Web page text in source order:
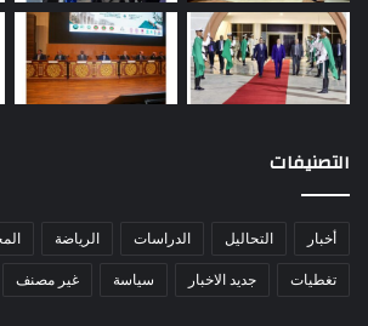
التصنيفات
أخبار التحاليل الدراسات الرياضة
تغطيات جديد الاخبار سياسة غير مصنف